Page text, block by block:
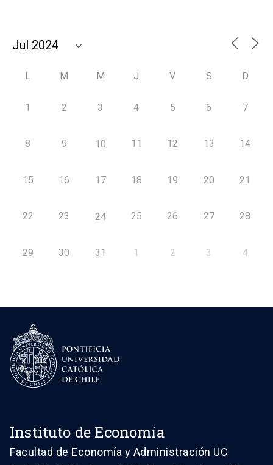
L M M J V S D
1 2 3 4 5 6 7
8 9 10 11 12 13 14
15 16 17 18 19 20 21
22 23 24 25 26 27 28
29 30 31 1 2 3 4
Instituto de Economía
Facultad de Economía y Administración UC